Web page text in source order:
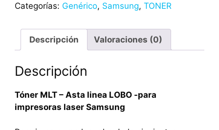
Categorías: Genérico, Samsung, TONER
Descripción Valoraciones (0)
Descripción
Tóner MLT – Asta linea LOBO -para
impresoras laser Samsung